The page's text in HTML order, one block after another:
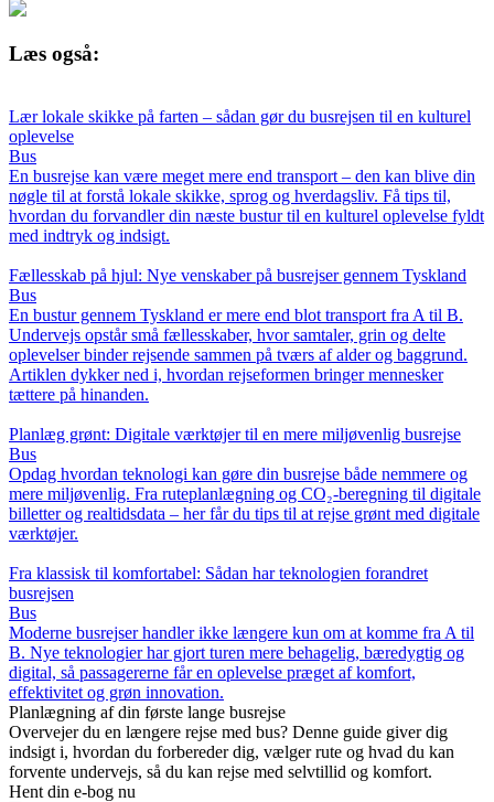
Læs også:
Lær lokale skikke på farten – sådan gør du busrejsen til en kulturel
oplevelse
Bus
En busrejse kan være meget mere end transport – den kan blive din
nøgle til at forstå lokale skikke, sprog og hverdagsliv. Få tips til,
hvordan du forvandler din næste bustur til en kulturel oplevelse fyldt
med indtryk og indsigt.
Fællesskab på hjul: Nye venskaber på busrejser gennem Tyskland
Bus
En bustur gennem Tyskland er mere end blot transport fra A til B.
Undervejs opstår små fællesskaber, hvor samtaler, grin og delte
oplevelser binder rejsende sammen på tværs af alder og baggrund.
Artiklen dykker ned i, hvordan rejseformen bringer mennesker
tættere på hinanden.
Planlæg grønt: Digitale værktøjer til en mere miljøvenlig busrejse
Bus
Opdag hvordan teknologi kan gøre din busrejse både nemmere og
mere miljøvenlig. Fra ruteplanlægning og CO₂-beregning til digitale
billetter og realtidsdata – her får du tips til at rejse grønt med digitale
værktøjer.
Fra klassisk til komfortabel: Sådan har teknologien forandret
busrejsen
Bus
Moderne busrejser handler ikke længere kun om at komme fra A til
B. Nye teknologier har gjort turen mere behagelig, bæredygtig og
digital, så passagererne får en oplevelse præget af komfort,
effektivitet og grøn innovation.
Planlægning af din første lange busrejse
Overvejer du en længere rejse med bus? Denne guide giver dig
indsigt i, hvordan du forbereder dig, vælger rute og hvad du kan
forvente undervejs, så du kan rejse med selvtillid og komfort.
Hent din e-bog nu